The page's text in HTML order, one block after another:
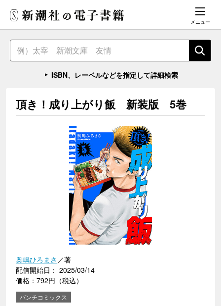
メニュー
ISBN、レーベルなどを指定して詳細検索
頂き！成り上がり飯 新装版 5巻
奥嶋ひろまさ ／著
配信開始日： 2025/03/14
価格：792円（税込）
バンチコミックス